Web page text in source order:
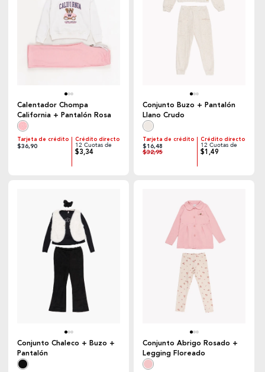
Calentador Chompa
California + Pantalón Rosa
Tarjeta de crédito
$36,90
Crédito directo
12 Cuotas de
$3,34
Conjunto Buzo + Pantalón
Llano Crudo
Tarjeta de crédito
$16,48
$32,95
Crédito directo
12 Cuotas de
$1,49
Conjunto Chaleco + Buzo +
Pantalón
Conjunto Abrigo Rosado +
Legging Floreado